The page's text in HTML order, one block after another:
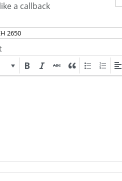
a callback